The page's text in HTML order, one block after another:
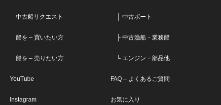
中古船リクエスト
船を – 買いたい方
船を – 売りたい方
YouTube
Instagram
├ 中古ボート
├ 中古漁船・業務船
└ エンジン・部品他
FAQ – よくあるご質問
お気に入り